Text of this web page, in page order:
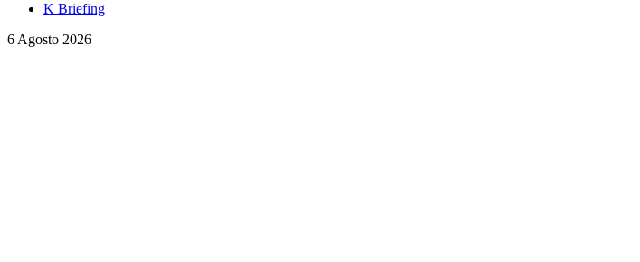
K Briefing
6 Agosto 2026